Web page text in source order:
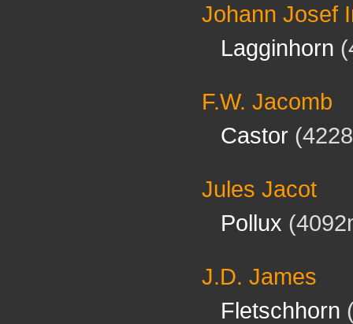
Johann Josef
Lagginhorn
F.W. Jacomb
Castor
Jules Jacot
Pollux
J.D. James
Fletschhorn